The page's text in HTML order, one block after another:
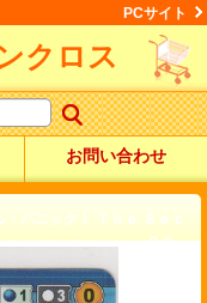
PCサイト
クロス
お問い合わせ
パニック！ Ｔｈｅ Ｓｅｃ
ｏｎ...